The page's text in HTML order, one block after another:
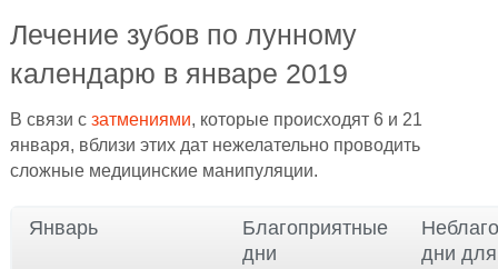
Лечение зубов по лунному
календарю в январе 2019
В связи с затмениями, которые происходят 6 и 21
января, вблизи этих дат нежелательно проводить
сложные медицинские манипуляции.
Январь
Благоприятные
дни
дни для